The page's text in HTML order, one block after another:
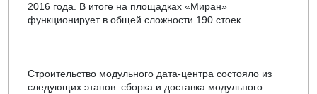
2016 года. В итоге на площадках «Миран»
функционирует в общей сложности 190 стоек.
Строительство модульного дата-центра состояло из
следующих этапов: сборка и доставка модульного